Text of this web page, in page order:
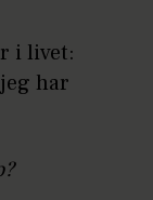
i livet:
har